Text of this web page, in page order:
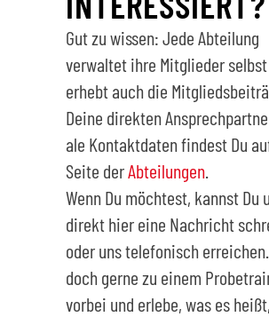
Gut zu wissen: Jede Abteilung
verwaltet ihre Mitglieder
erhebt auch die
Deine direkten
ale Kontaktdaten findest Du
Seite derAbteilungen
Wenn Du möchtest, kannst Du
direkt hier eine Nachricht
oder uns telefonisch
doch gerne zu einem
vorbei und erlebe, was es